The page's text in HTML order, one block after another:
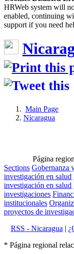
HRWeb system will
enabled, continuing
support if you need
Main Page
Nicaragua
Página
Sections Gobernanza
investigación en salud
investigación en salud
investigaciones
institucionales
proyectos de
RSS - Nicaragua |
* Página regional